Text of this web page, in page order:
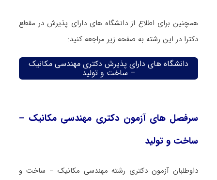
همچنین برای اطلاع از دانشگاه های دارای پذیرش در مقطع
دکترا در این رشته به صفحه زیر مراجعه کنید:
دانشگاه های دارای پذیرش دکتری مهندسی مکانیک
– ساخت و تولید
سرفصل های آزمون دکتری مهندسی مکانیک –
ساخت و تولید
داوطلبان آزمون دکتری رشته مهندسی مکانیک – ساخت و